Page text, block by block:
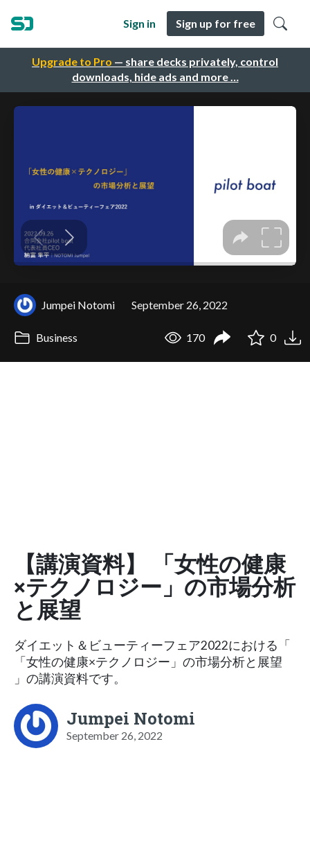
Upgrade to Pro — share decks privately, control
downloads, hide ads and more …
Sign in Sign up for free
Jumpei Notomi September 26, 2022
Business 170 0
【講演資料】 「女性の健康
×テクノロジー」の市場分析
と展望
ダイエット＆ビューティーフェア2022における「
「女性の健康×テクノロジー」の市場分析と展望
」の講演資料です。
Jumpei Notomi
September 26, 2022